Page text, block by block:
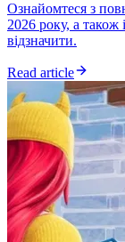
Ознайомтеся з
2026 року, а також
відзначити.
Read article